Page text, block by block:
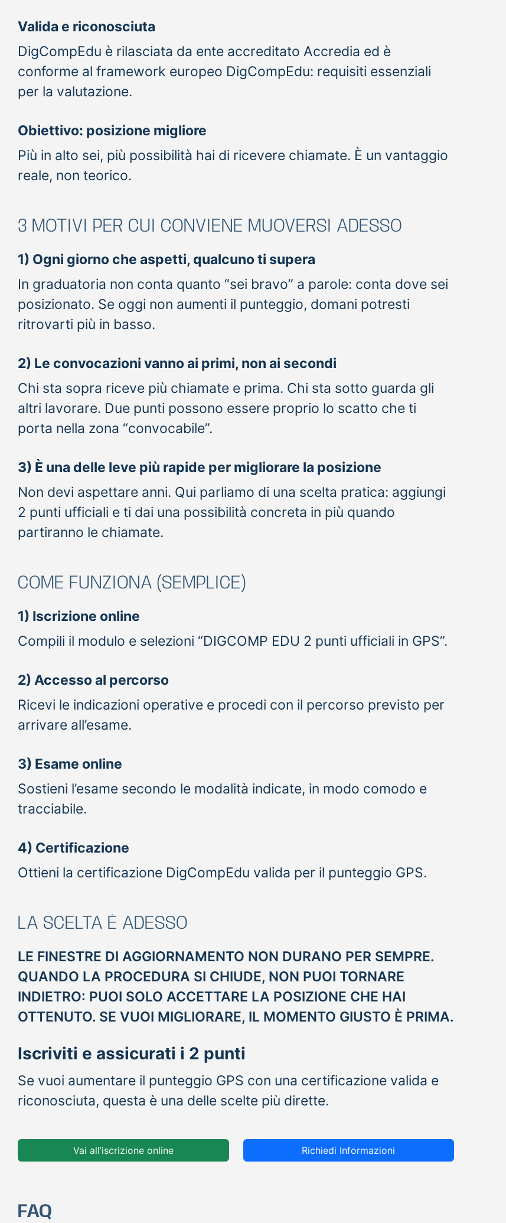
Valida e riconosciuta
DigCompEdu è rilasciata da ente accreditato Accredia ed è
conforme al framework europeo DigCompEdu: requisiti essenziali
per la valutazione.
Obiettivo: posizione migliore
Più in alto sei, più possibilità hai di ricevere chiamate. È un vantaggio
reale, non teorico.
3 MOTIVI PER CUI CONVIENE MUOVERSI ADESSO
1) Ogni giorno che aspetti, qualcuno ti supera
In graduatoria non conta quanto “sei bravo” a parole: conta dove sei
posizionato. Se oggi non aumenti il punteggio, domani potresti
ritrovarti più in basso.
2) Le convocazioni vanno ai primi, non ai secondi
Chi sta sopra riceve più chiamate e prima. Chi sta sotto guarda gli
altri lavorare. Due punti possono essere proprio lo scatto che ti
porta nella zona “convocabile”.
3) È una delle leve più rapide per migliorare la posizione
Non devi aspettare anni. Qui parliamo di una scelta pratica: aggiungi
2 punti ufficiali e ti dai una possibilità concreta in più quando
partiranno le chiamate.
COME FUNZIONA (SEMPLICE)
1) Iscrizione online
Compili il modulo e selezioni “DIGCOMP EDU 2 punti ufficiali in GPS”.
2) Accesso al percorso
Ricevi le indicazioni operative e procedi con il percorso previsto per
arrivare all’esame.
3) Esame online
Sostieni l’esame secondo le modalità indicate, in modo comodo e
tracciabile.
4) Certificazione
Ottieni la certificazione DigCompEdu valida per il punteggio GPS.
LA SCELTA È ADESSO
LE FINESTRE DI AGGIORNAMENTO NON DURANO PER SEMPRE.
QUANDO LA PROCEDURA SI CHIUDE, NON PUOI TORNARE
INDIETRO: PUOI SOLO ACCETTARE LA POSIZIONE CHE HAI
OTTENUTO. SE VUOI MIGLIORARE, IL MOMENTO GIUSTO È PRIMA.
Iscriviti e assicurati i 2 punti
Se vuoi aumentare il punteggio GPS con una certificazione valida e
riconosciuta, questa è una delle scelte più dirette.
Vai all’iscrizione online Richiedi Informazioni
FAQ